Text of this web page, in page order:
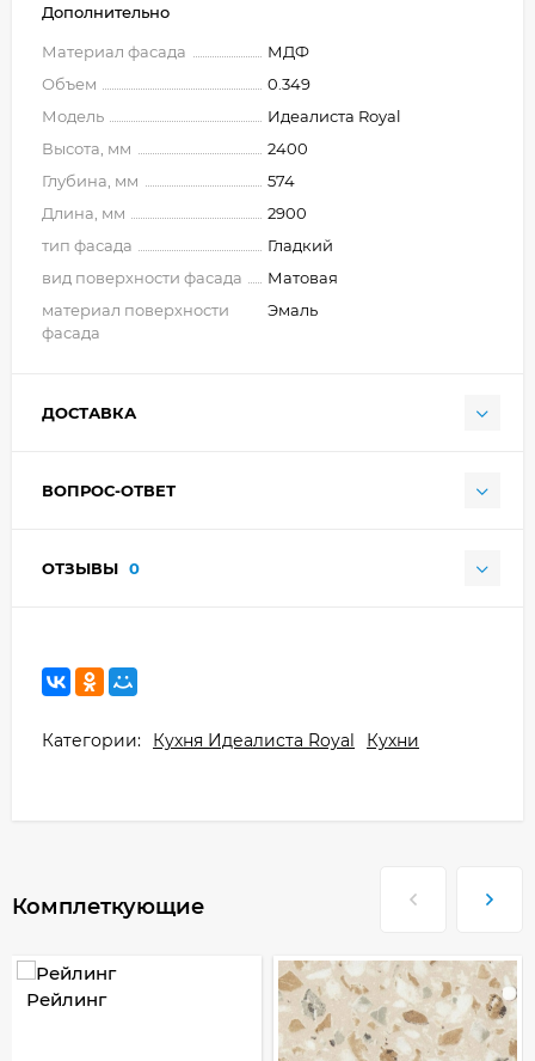
Дополнительно
Материал фасада
МДФ
Объем
0.349
Модель
Идеалиста Royal
Высота, мм
2400
Глубина, мм
574
Длина, мм
2900
тип фасада
Гладкий
вид поверхности фасада
Матовая
материал поверхности
фасада
Эмаль
ДОСТАВКА
ВОПРОС-ОТВЕТ
ОТЗЫВЫ 0
Категории: Кухня Идеалиста Royal Кухни
Комплеткующие
Рейлинг